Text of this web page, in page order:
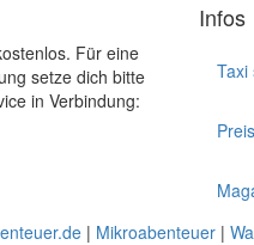
Für eine
setze dich bitte
in Verbindung:
Infos
Taxi
| Mikroabenteuer |